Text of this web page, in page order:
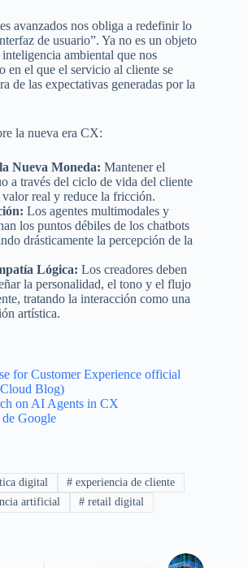
avanzados nos obliga a redefinir lo
de usuario”. Ya no es un objeto
ambiental que nos
en el que el servicio al cliente se
de las expectativas generadas por la
la nueva era CX:
Nueva Moneda: Mantener el
a través del ciclo de vida del cliente
valor real y reduce la fricción.
Los agentes multimodales y
los puntos débiles de los chatbots
drásticamente la percepción de la
Lógica: Los creadores deben
la personalidad, el tono y el flujo
tratando la interacción como una
artística.
for Customer Experience official
Blog)
on AI Agents in CX
Google
digital # experiencia de cliente
artificial # retail digital